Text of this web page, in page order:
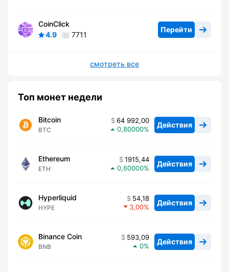
CoinClick
4.9
7711
Перейти
смотреть все
Топ монет недели
Bitcoin
BTC
64 992,00
0,80000
Действия
Ethereum
ETH
1915,44
0,60000
Действия
Hyperliquid
HYPE
54,18
3,00
Действия
Binance Coin
BNB
593,09
0
Действия